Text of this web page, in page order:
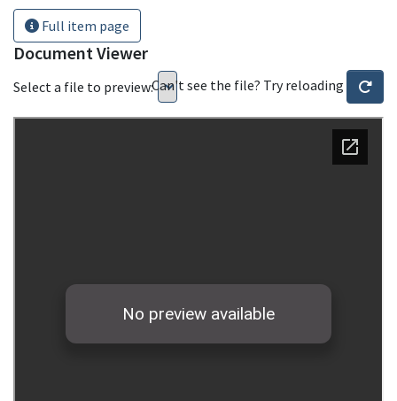
Full item page
Document Viewer
Select a file to preview:Can't see the file? Try reloading